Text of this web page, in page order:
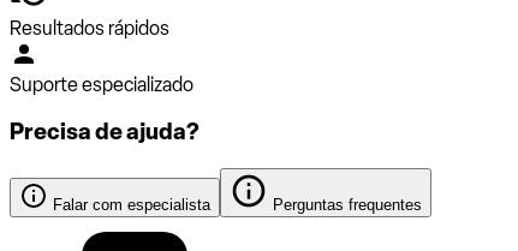
Resultados rápidos
Suporte especializado
Precisa de ajuda?
Falar com especialista Perguntas frequentes